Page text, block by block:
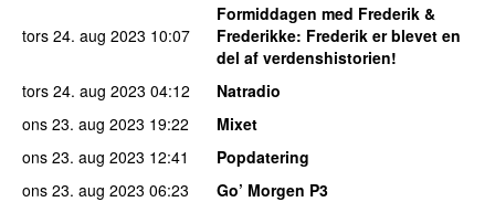
tors 24. aug 2023 10:07
Formiddagen med Frederik &
Frederikke: Frederik er blevet en
del af verdenshistorien!
tors 24. aug 2023 04:12
Natradio
ons 23. aug 2023 19:22
Mixet
ons 23. aug 2023 12:41
Popdatering
ons 23. aug 2023 06:23
Go’ Morgen P3